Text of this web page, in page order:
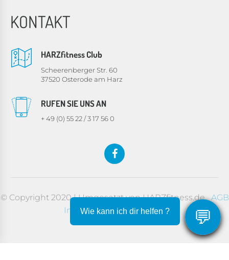
KONTAKT
HARZfitness Club
Scheerenberger Str. 60
37520 Osterode am Harz
RUFEN SIE UNS AN
+ 49 (0) 55 22 / 3 17 56 0
© Copyright 2020 | Umgesetzt von HARZfitness.deAGB
Impressum
Datenschutz
Wie kann ich dir helfen ? 💬